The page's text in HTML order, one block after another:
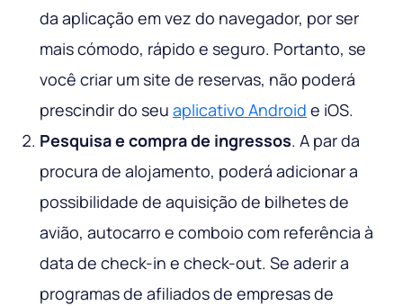
da aplicação em vez do navegador, por ser
mais cómodo, rápido e seguro. Portanto, se
você criar um site de reservas, não poderá
prescindir do seu aplicativo Android e iOS.
Pesquisa e compra de ingressos. A par da
procura de alojamento, poderá adicionar a
possibilidade de aquisição de bilhetes de
avião, autocarro e comboio com referência à
data de check-in e check-out. Se aderir a
programas de afiliados de empresas de